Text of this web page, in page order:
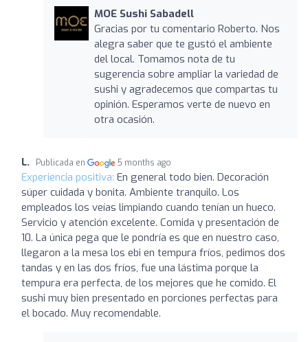
MOE Sushi Sabadell
Gracias por tu comentario Roberto. Nos
alegra saber que te gustó el ambiente
del local. Tomamos nota de tu
sugerencia sobre ampliar la variedad de
sushi y agradecemos que compartas tu
opinión. Esperamos verte de nuevo en
otra ocasión.
L. Publicada en 5 months ago
Experiencia positiva: En general todo bien. Decoración
súper cuidada y bonita. Ambiente tranquilo. Los
empleados los veías limpiando cuando tenían un hueco.
Servicio y atención excelente. Comida y presentación de
10. La única pega que le pondría es que en nuestro caso,
llegaron a la mesa los ebi en tempura fríos, pedimos dos
tandas y en las dos fríos, fue una lástima porque la
tempura era perfecta, de los mejores que he comido. El
sushi muy bien presentado en porciones perfectas para
el bocado. Muy recomendable.